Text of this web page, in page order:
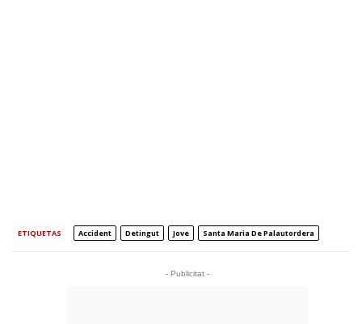
ETIQUETAS Accident Detingut Jove Santa Maria De Palautordera
- Publicitat -